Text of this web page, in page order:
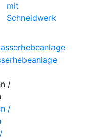
mit
Schneidwerk